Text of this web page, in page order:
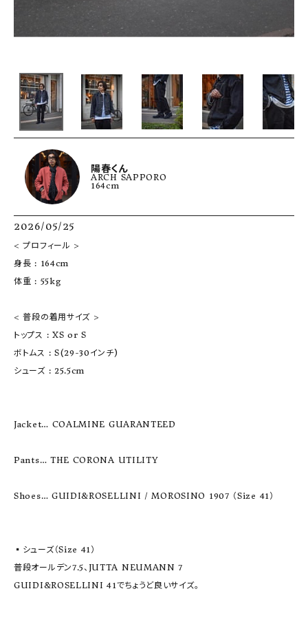
ACCOUNT MENU
ようこそ ゲスト 様
陽春くん
ARCH SAPPORO
164cm
2026/05/25
< プロフィール >
身長 : 164cm
体重 : 55kg
< 普段の着用サイズ >
トップス : XS or S
ボトムス : S(29-30インチ)
シューズ : 25.5cm
Jacket… COALMINE GUARANTEED
Pants… THE CORONA UTILITY
Shoes… GUIDI&ROSELLINI / MOROSINO 1907 （Size 41）
▪︎シューズ（Size 41）
普段オールデン7.5、JUTTA NEUMANN 7
GUIDI&ROSELLINI 41でちょうど良いサイズ。